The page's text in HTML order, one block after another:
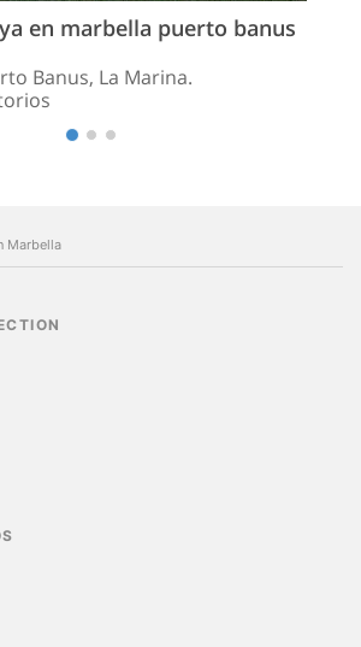
en marbella puerto banus
Banus, La Marina.
Marbella